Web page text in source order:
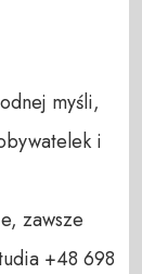
myśli,
i
zawsze
+48 698